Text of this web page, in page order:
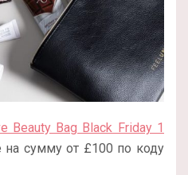
Beauty Bag Black Friday 1
на сумму от £100 по коду